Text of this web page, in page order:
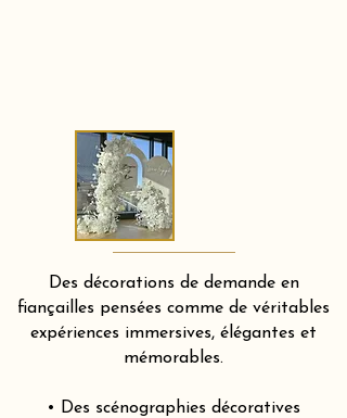
Des décorations de demande en
fiançailles pensées comme de véritables
expériences immersives, élégantes et
mémorables.
• Des scénographies décoratives